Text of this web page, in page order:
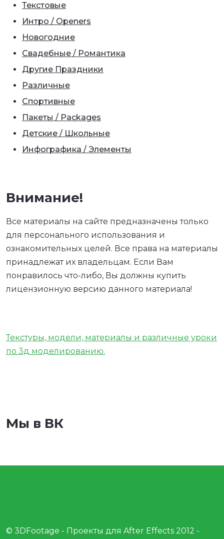
Текстовые
Интро / Openers
Новогодние
Свадебные / Романтика
Другие Праздники
Различные
Спортивные
Пакеты / Packages
Детские / Школьные
Инфографика / Элементы
Внимание!
Все материалы на сайте предназначены только
для персонального использования и
ознакомительных целей. Все права на материалы
принадлежат их владельцам. Если Вам
понравилось что-либо, Вы должны купить
лицензионную версию данного материала!
Текстуры, модели, материалы и различные уроки
по 3д моделированию.
Мы в ВК
© 3DFootage - Проекты для After Effects 2012 -